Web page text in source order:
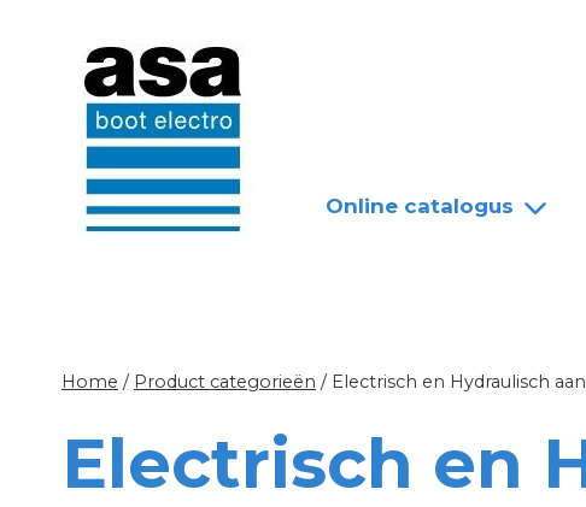
Online catalogus
Home / Product categorieën / Electrisch en Hydraulisch
Electrisch en